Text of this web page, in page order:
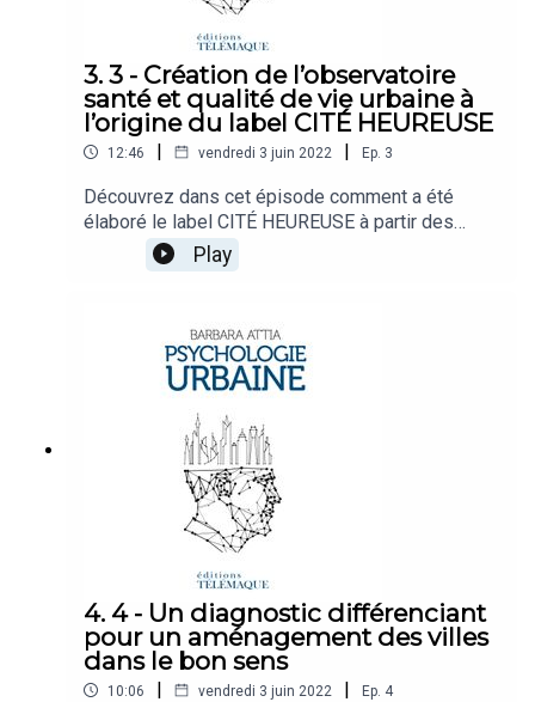
3. 3 - Création de l’observatoire
santé et qualité de vie urbaine à
l’origine du label CITÉ HEUREUSE
12:46 | vendredi 3 juin 2022 | Ep. 3
Découvrez dans cet épisode comment a été
élaboré le label CITÉ HEUREUSE à partir des
résultats de l’observatoire santé et qualité de vie
urbaine. CréditsInterviewee/auteur : Barbara
Empreinte MagnétiqueIngénieur du son prise :
Robin Felici (Studio Caleson)Ingénieur du son
montage et mix : Charles De CilliaRéalisation:
Charles De CilliaOuvrage : © Psychologie Urbaine
: Un nouveau métier, pour le bien-être des
citoyens des villes, Barbara Attia, Éditions
Télémaque, 2022
Play
4. 4 - Un diagnostic différenciant
pour un aménagement des villes
dans le bon sens
10:06 | vendredi 3 juin 2022 | Ep. 4